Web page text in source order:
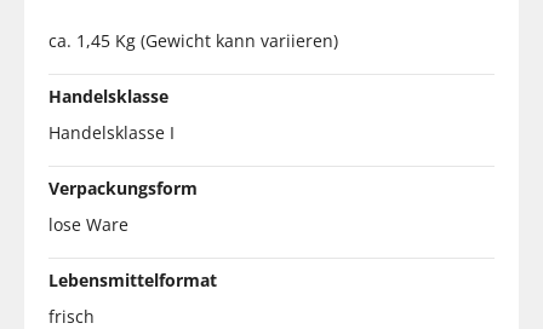
ca. 1,45 Kg (Gewicht kann variieren)
Handelsklasse
Handelsklasse I
Verpackungsform
lose Ware
Lebensmittelformat
frisch